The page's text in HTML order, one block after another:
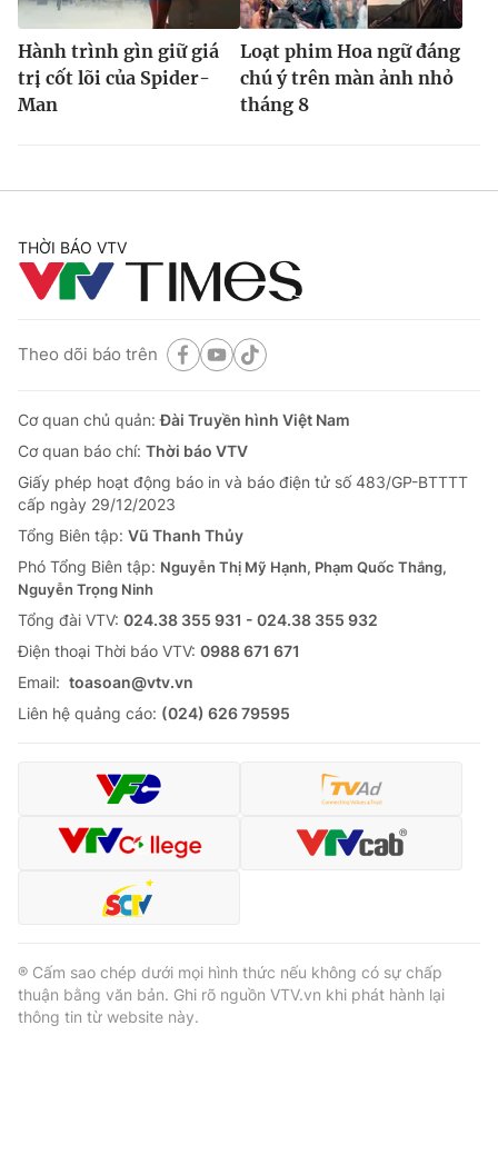
Hành trình gìn giữ giá
trị cốt lõi của Spider-
Man
Loạt phim Hoa ngữ đáng
chú ý trên màn ảnh nhỏ
tháng 8
THỜI BÁO VTV
Theo dõi báo trên
Cơ quan chủ quản:Đài Truyền hình Việt Nam
Cơ quan báo chí: Thời báo VTV
Giấy phép hoạt động báo in và báo điện tử số 483/GP-BTTTT
cấp ngày 29/12/2023
Tổng Biên tập: Vũ Thanh Thủy
Phó Tổng Biên tập: Nguyễn Thị Mỹ Hạnh, Phạm Quốc Thắng,
Nguyễn Trọng Ninh
Tổng đài VTV: 024.38 355 931 - 024.38 355 932
Ðiện thoại Thời báo VTV: 0988 671 671
Email: toasoan@vtv.vn
Liên hệ quảng cáo: (024) 626 79595
® Cấm sao chép dưới mọi hình thức nếu không có sự chấp
thuận bằng văn bản. Ghi rõ nguồn VTV.vn khi phát hành lại
thông tin từ website này.